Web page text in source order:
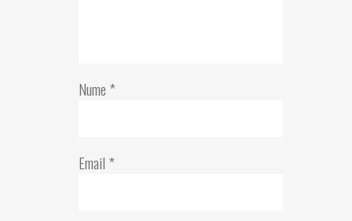
Nume *
Email *